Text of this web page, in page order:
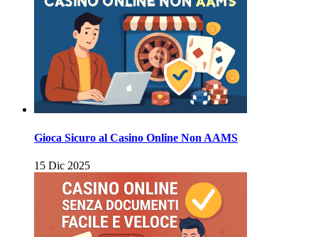
Gioca Sicuro al Casino Online Non AAMS
15 Dic 2025